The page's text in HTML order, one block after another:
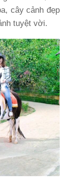
cây cảnh đẹp
tuyệt vời.